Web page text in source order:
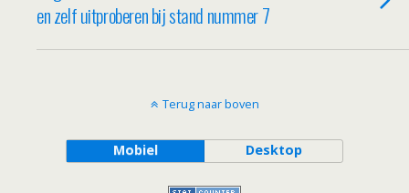
en zelf uitproberen bij stand nummer 7
Terug naar boven
Mobiel Desktop